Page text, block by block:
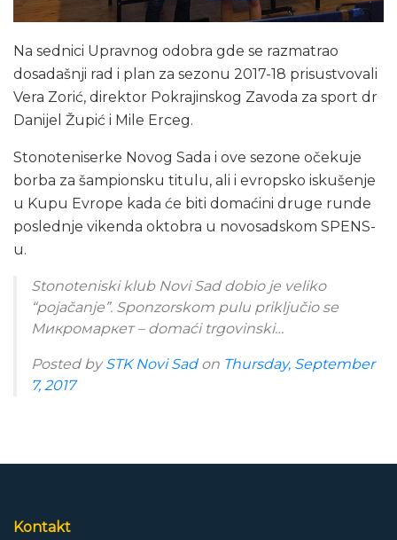
Na sednici Upravnog odobra gde se razmatrao
dosadašnji rad i plan za sezonu 2017-18 prisustvovali
Vera Zorić, direktor Pokrajinskog Zavoda za sport dr
Danijel Župić i Mile Erceg.
Stonoteniserke Novog Sada i ove sezone očekuje
borba za šampionsku titulu, ali i evropsko iskušenje
u Kupu Evrope kada će biti domaćini druge runde
poslednje vikenda oktobra u novosadskom SPENS-
u.
Stonoteniski klub Novi Sad dobio je veliko
“pojačanje”. Sponzorskom pulu priključio se
Микромаркет – domaći trgovinski…
Posted bySTK Novi Sadon Thursday, September
7, 2017
Kontakt